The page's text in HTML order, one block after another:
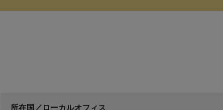
所在国／ローカルオフィス